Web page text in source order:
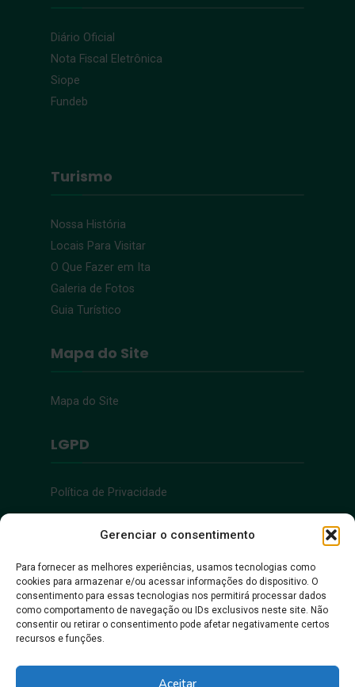
Gerenciar o consentimento
Para fornecer as melhores experiências, usamos tecnologias como
cookies para armazenar e/ou acessar informações do dispositivo. O
consentimento para essas tecnologias nos permitirá processar dados
como comportamento de navegação ou IDs exclusivos neste site. Não
consentir ou retirar o consentimento pode afetar negativamente certos
recursos e funções.
Aceitar
Diário Oficial
Nota Fiscal Eletrônica
Siope
Fundeb
Turismo
Nossa História
Locais Para Visitar
O Que Fazer em Ita
Galeria de Fotos
Guia Turístico
Mapa do Site
Mapa do Site
LGPD
Política de Privacidade
Acessibilidade
Acessibilidade